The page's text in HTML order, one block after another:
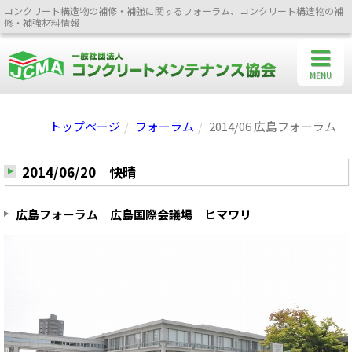
コンクリート構造物の補修・補強に関するフォーラム、コンクリート構造物の補
修・補強材料情報
トップページ フォーラム 2014/06 広島フォーラム
2014/06/20 快晴
広島フォーラム 広島国際会議場 ヒマワリ
MENU